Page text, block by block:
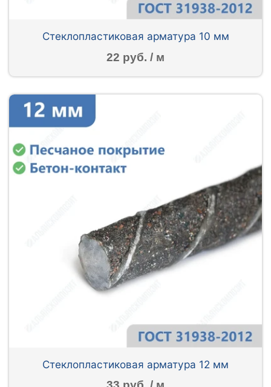
Стеклопластиковая арматура 10 мм
22 руб. / м
Стеклопластиковая арматура 12 мм